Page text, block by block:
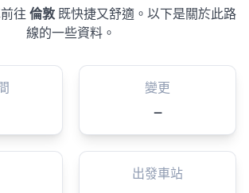
往 倫敦 既快捷又舒適。以下是關於此路
線的一些資料。
變更
—
出發車站